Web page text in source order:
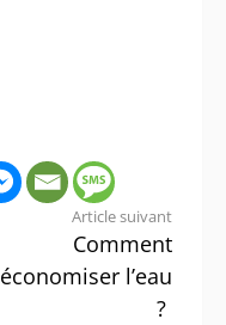
Article suivant
Comment
économiser l’eau
?